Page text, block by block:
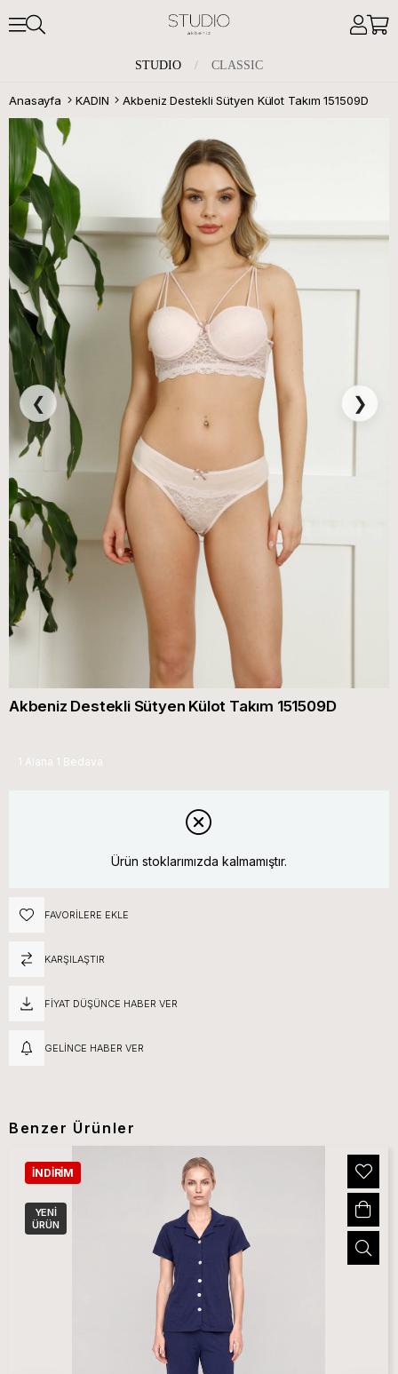
STUDIO / CLASSIC
Anasayfa KADIN Akbeniz Destekli Sütyen Külot Takım 151509D
❮ ❯
Akbeniz Destekli Sütyen Külot Takım 151509D
1 Alana 1 Bedava
Ürün stoklarımızda kalmamıştır.
FAVORILERE EKLE
KARŞILAŞTIR
FIYAT DÜŞÜNCE HABER VER
GELINCE HABER VER
Benzer Ürünler
İNDIRIM
YENI
ÜRÜN